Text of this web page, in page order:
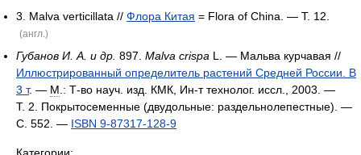
3. Malva verticillata // Флора Китая = Flora of China. — Т. 12.
(англ.)
Губанов И. А. и др. 897. Malva crispa L. — Мальва курчавая //
Иллюстрированный определитель растений Средней России. В
3 т. — М .: Т-во науч. изд. КМК, Ин-т технолог. иссл., 2003. —
Т. 2. Покрытосеменные (двудольные: раздельнолепестные). —
С. 552. — ISBN 9-87317-128-9